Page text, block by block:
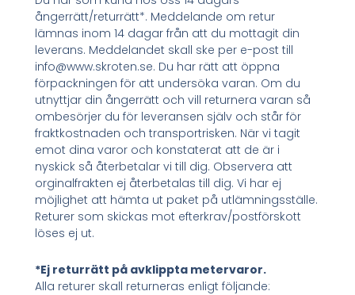
ångerrätt/returrätt*. Meddelande om retur
lämnas inom 14 dagar från att du mottagit din
leverans. Meddelandet skall ske per e-post till
info@www.skroten.se. Du har rätt att öppna
förpackningen för att undersöka varan. Om du
utnyttjar din ångerrätt och vill returnera varan så
ombesörjer du för leveransen själv och står för
fraktkostnaden och transportrisken. När vi tagit
emot dina varor och konstaterat att de är i
nyskick så återbetalar vi till dig. Observera att
orginalfrakten ej återbetalas till dig. Vi har ej
möjlighet att hämta ut paket på utlämningsställe.
Returer som skickas mot efterkrav/postförskott
löses ej ut.
*Ej returrätt på avklippta metervaror.
Alla returer skall returneras enligt följande: